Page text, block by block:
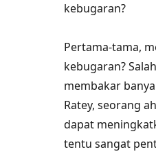
kebugaran?
Pertama-tama,
kebugaran?
membakar
Ratey, seorang
dapat
tentu sangat